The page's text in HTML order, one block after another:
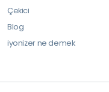
Çekici
Blog
iyonizer ne demek